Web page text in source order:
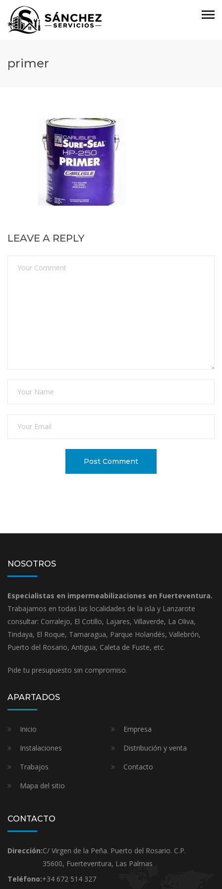
primer
LEAVE A REPLY
NOSOTROS
Especialistas en impermeabilizaciones en Fuerteventura.
Trabajamos en todas las localidades de la isla y Lanzarote
consultar: Corralejo, El Cotillo, Lajares, Villaverde, La Oliva,
Tindaya, El Roque, Tamaragua, Parque Holandés, Vallebrón,
Puerto del Rosario, Antigua, Caleta de Fuste, etc.
Pide tu presupuesto sin compromiso.
APARTADOS
Inicio
Empresa
Instalaciones
Distribución y venta
Trabajos
Contacto
Mapa del sitio
CONTACTO
Dirección:C/ Virgen de la Peña. Puerto del Rosario. C.P.
35600, Fuerteventura, Las Palmas
Teléfono:+34 672 514 327